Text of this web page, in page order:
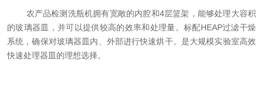
农产品检测洗瓶机拥有宽敞的内腔和4层篮架，能够处理大容积
的玻璃器皿，并可以提供较高的效率和处理量。标配HEAP过滤干燥
系统，确保对玻璃器皿内、外部进行快速烘干。是大规模实验室高效
快速处理器皿的理想选择。